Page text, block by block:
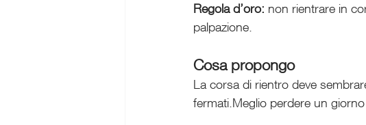
Regola d’oro: non rientrare in
palpazione.
Cosa propongo
La corsa di rientro deve
fermati.Meglio perdere un